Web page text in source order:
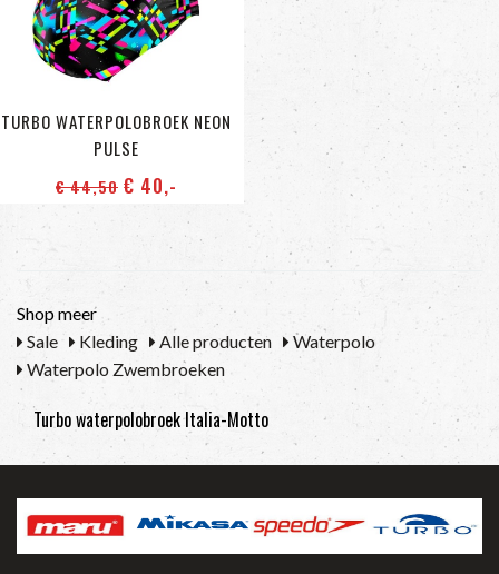
TURBO WATERPOLOBROEK NEON
PULSE
€ 44,50 € 40,-
Shop meer
Sale
Kleding Alle producten
Waterpolo
Waterpolo Zwembroeken
Turbo waterpolobroek Italia-Motto